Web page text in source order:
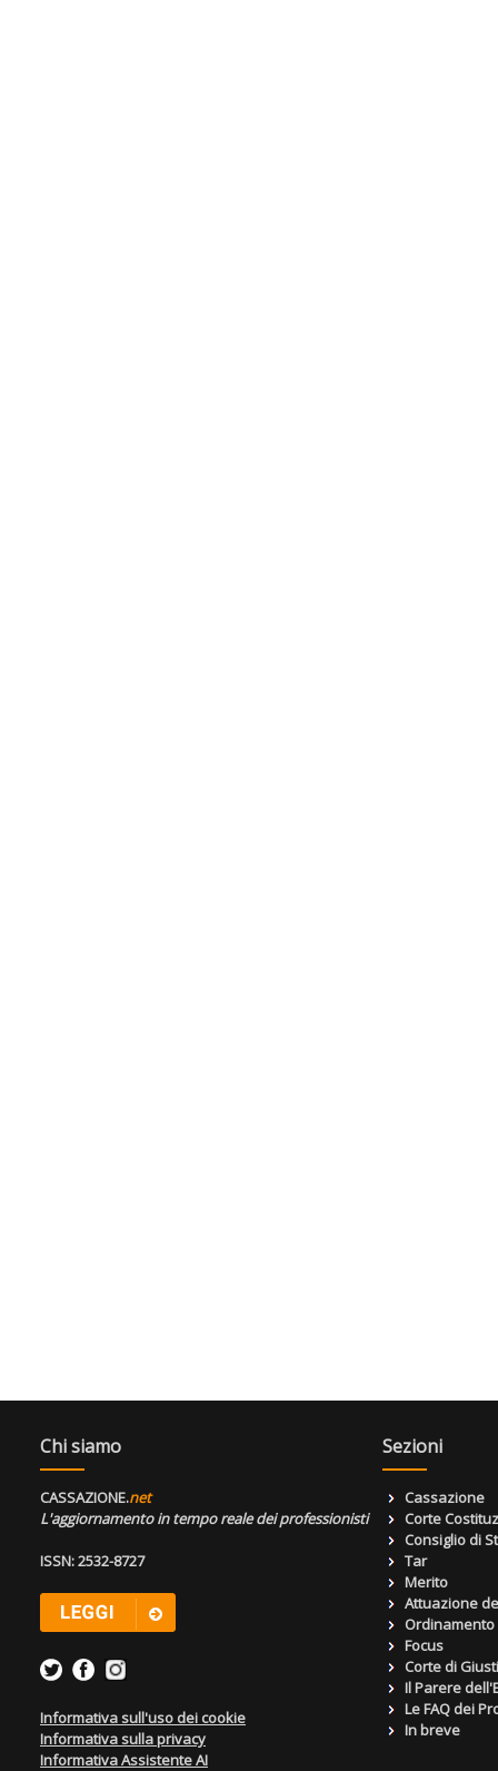
Chi siamo
CASSAZIONE.net
L'aggiornamento in tempo reale dei professionisti
ISSN: 2532-8727
Informativa sull'uso dei cookie
Informativa sulla privacy
Informativa Assistente AI
Sezioni
Cassazione
Corte
Consiglio di
Tar
Merito
Attuazione
Focus
Corte di
Il Parere
Le FAQ dei
In breve